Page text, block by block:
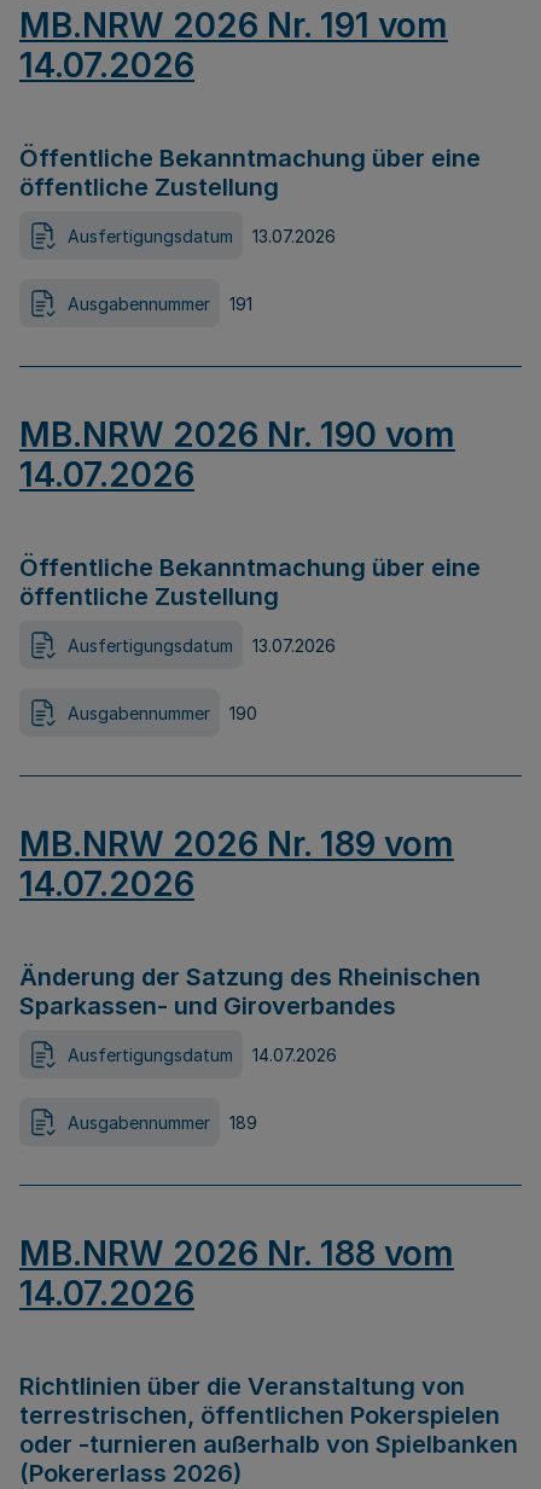
MB.NRW 2026 Nr. 191 vom
14.07.2026
Öffentliche Bekanntmachung über eine
öffentliche Zustellung
Ausfertigungsdatum 13.07.2026
Ausgabennummer 191
MB.NRW 2026 Nr. 190 vom
14.07.2026
Öffentliche Bekanntmachung über eine
öffentliche Zustellung
Ausfertigungsdatum 13.07.2026
Ausgabennummer 190
MB.NRW 2026 Nr. 189 vom
14.07.2026
Änderung der Satzung des Rheinischen
Sparkassen- und Giroverbandes
Ausfertigungsdatum 14.07.2026
Ausgabennummer 189
MB.NRW 2026 Nr. 188 vom
14.07.2026
Richtlinien über die Veranstaltung von
terrestrischen, öffentlichen Pokerspielen
oder -turnieren außerhalb von Spielbanken
(Pokererlass 2026)